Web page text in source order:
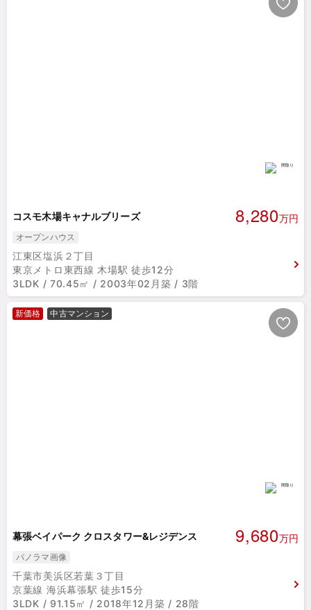
コスモ木場キャナルブリーズ 8,280万円
オープンハウス
江東区塩浜２丁目
東京メトロ東西線 木場駅 徒歩12分
3LDK / 70.45㎡ / 2003年02月築 / 3階
新価格 中古マンション
幕張ベイパーク クロスタワー&レジデンス 9,680万円
パノラマ画像
千葉市美浜区若葉３丁目
京葉線 海浜幕張駅 徒歩15分
3LDK / 91.15㎡ / 2018年12月築 / 28階